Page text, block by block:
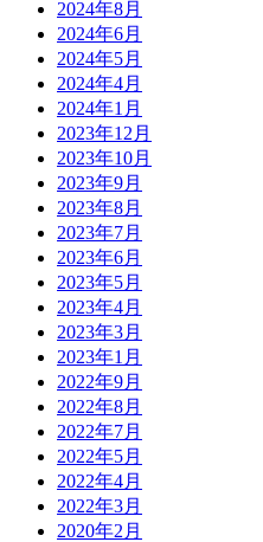
2024年8月
2024年6月
2024年5月
2024年4月
2024年1月
2023年12月
2023年10月
2023年9月
2023年8月
2023年7月
2023年6月
2023年5月
2023年4月
2023年3月
2023年1月
2022年9月
2022年8月
2022年7月
2022年5月
2022年4月
2022年3月
2020年2月